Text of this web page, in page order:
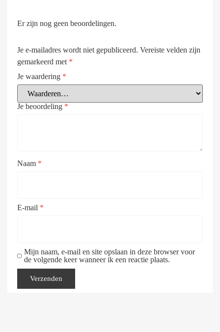
Er zijn nog geen beoordelingen.
Je e-mailadres wordt niet gepubliceerd. Vereiste velden zijn
gemarkeerd met *
Je waardering *
Je beoordeling *
Naam *
E-mail *
Mijn naam, e-mail en site opslaan in deze browser voor
de volgende keer wanneer ik een reactie plaats.